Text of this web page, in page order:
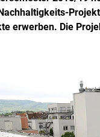
erwerben. Die